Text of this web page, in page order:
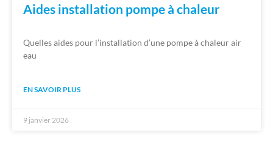
Aides installation pompe à chaleur
Quelles aides pour l’installation d’une pompe à chaleur air
eau
EN SAVOIR PLUS
9 janvier 2026